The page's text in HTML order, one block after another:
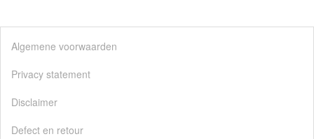
Algemene voorwaarden
Privacy statement
Disclaimer
Defect en retour